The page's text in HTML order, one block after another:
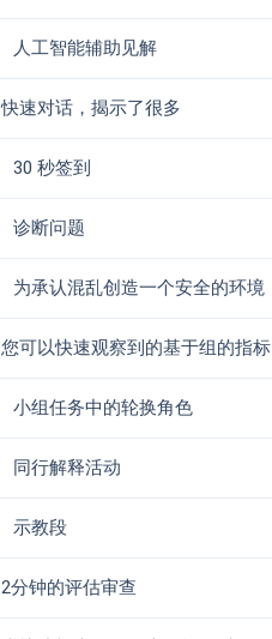
人工智能辅助见解
快速对话，揭示了很多
30 秒签到
诊断问题
为承认混乱创造一个安全的环境
您可以快速观察到的基于组的指标
小组任务中的轮换角色
同行解释活动
示教段
2分钟的评估审查